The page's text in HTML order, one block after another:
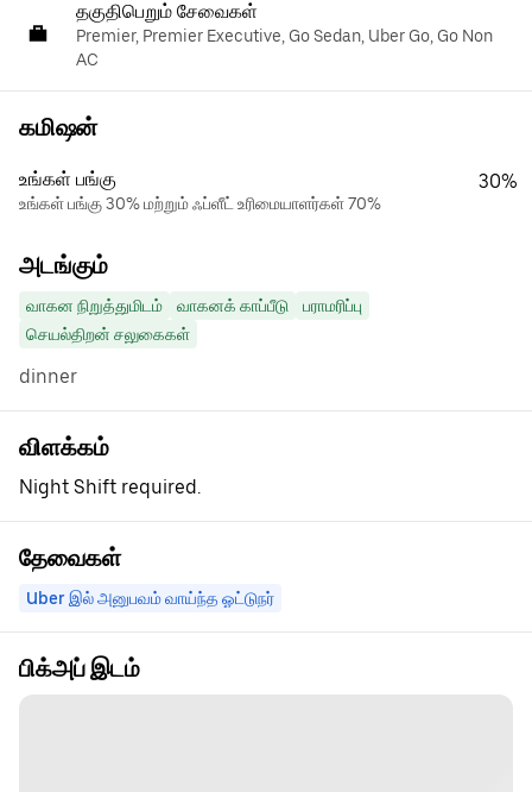
தகுதிபெறும் சேவைகள்
Premier, Premier Executive, Go Sedan, Uber Go, Go Non
AC
கமிஷன்
உங்கள் பங்கு
உங்கள் பங்கு 30% மற்றும் ஃப்ளீட் உரிமையாளர்கள் 70%
30%
அடங்கும்
வாகன நிறுத்துமிடம் வாகனக் காப்பீடு
பராமரிப்பு
செயல்திறன் சலுகைகள்
dinner
விளக்கம்
Night Shift required.
தேவைகள்
Uber இல் அனுபவம் வாய்ந்த ஓட்டுநர்
பிக்அப் இடம்